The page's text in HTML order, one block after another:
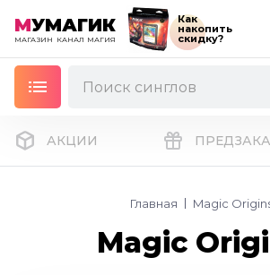
МУМАГИК
МАГАЗИН КАНАЛ МАГИЯ
Как
накопить
скидку?
АКЦИИ
Главная Magic
Magic